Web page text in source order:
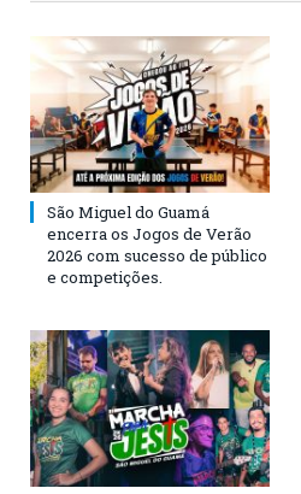
São Miguel do Guamá
encerra os Jogos de Verão
2026 com sucesso de público
e competições.